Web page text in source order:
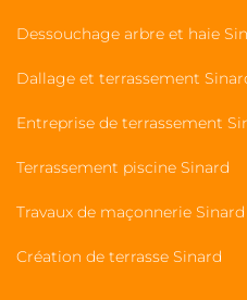
Dessouchage arbre et haie
Dallage et terrassement
Entreprise de terrassement
Terrassement piscine Sinard
Travaux de maçonnerie Sinard
Création de terrasse Sinard